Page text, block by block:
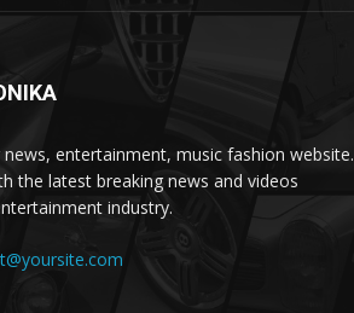
entertainment, music fashion website.
the latest breaking news and videos
industry.